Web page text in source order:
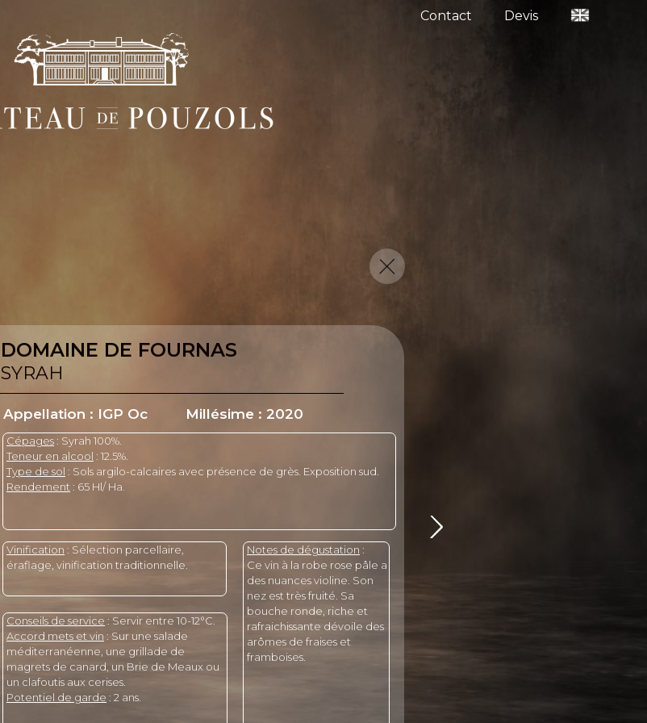
Contact Devis
DOMAINE DE FOURNAS
SYRAH
Appellation : IGP Oc
Cépages : Syrah 100%.
Teneur en alcool : 12.5%.
Type de sol : Sols argilo-calcaires avec présence de grès. Exposition sud.
Rendement : 65 Hl/ Ha.
Vinification : Sélection parcellaire,
éraflage, vinification traditionnelle.
Millésime : 2020
Notes de dégustation :
Ce vin à la robe rose pâle a
des nuances violine. Son
nez est très fruité. Sa
bouche ronde, riche et
rafraichissante dévoile des
arômes de fraises et
framboises.
Conseils de service : Servir entre 10-12°C.
Accord mets et vin : Sur une salade
méditerranéenne, une grillade de
magrets de canard, un Brie de Meaux ou
un clafoutis aux cerises.
Potentiel de garde : 2 ans.